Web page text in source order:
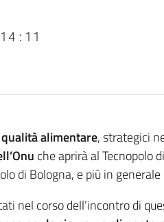
alimentare, strategici
che aprirà al Tecnopolo
di Bologna, e più in
nel corso dell’incontro di